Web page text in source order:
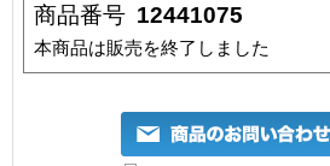
商品番号 12441075
本商品は販売を終了しました